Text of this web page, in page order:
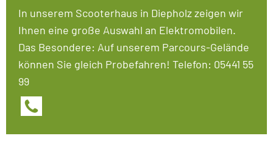
In unserem Scooterhaus in Diepholz zeigen wir
Ihnen eine große Auswahl an Elektromobilen.
Das Besondere: Auf unserem Parcours-Gelände
können Sie gleich Probefahren! Telefon: 05441 55
99